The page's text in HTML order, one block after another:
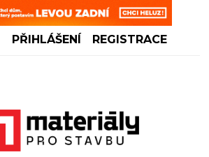
PŘIHLÁŠENÍ REGISTRACE